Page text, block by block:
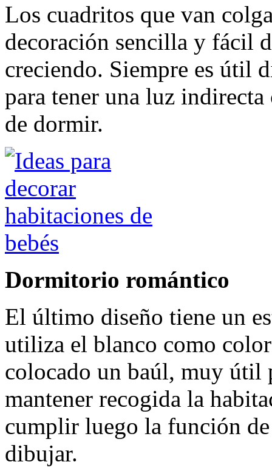
Los cuadritos que van
decoración sencilla y fácil
creciendo. Siempre es útil
para tener una luz
de dormir.
Dormitorio romántico
El último diseño tiene un
utiliza el blanco como
colocado un baúl, muy útil
mantener recogida la
cumplir luego la función
dibujar.